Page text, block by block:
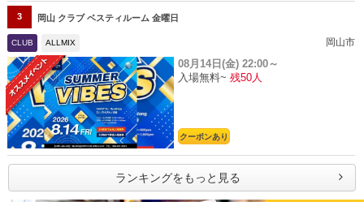
3 岡山 クラブ ベスティルーム 金曜日
CLUB ALLMIX 岡山市
08月14日(金) 22:00～
入場無料~ 残50人
クーポンあり
ランキングをもっと見る